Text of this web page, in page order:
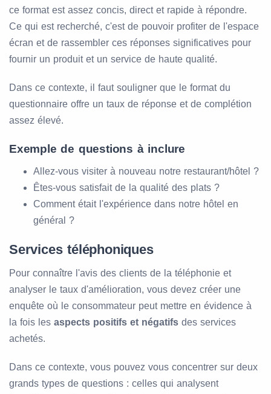
ce format est assez concis, direct et rapide à répondre.
Ce qui est recherché, c'est de pouvoir profiter de l'espace
écran et de rassembler ces réponses significatives pour
fournir un produit et un service de haute qualité.
Dans ce contexte, il faut souligner que le format du
questionnaire offre un taux de réponse et de complétion
assez élevé.
Exemple de questions à inclure
Allez-vous visiter à nouveau notre restaurant/hôtel ?
Êtes-vous satisfait de la qualité des plats ?
Comment était l'expérience dans notre hôtel en
général ?
Services téléphoniques
Pour connaître l'avis des clients de la téléphonie et
analyser le taux d'amélioration, vous devez créer une
enquête où le consommateur peut mettre en évidence à
la fois les aspects positifs et négatifs des services
achetés.
Dans ce contexte, vous pouvez vous concentrer sur deux
grands types de questions : celles qui analysent